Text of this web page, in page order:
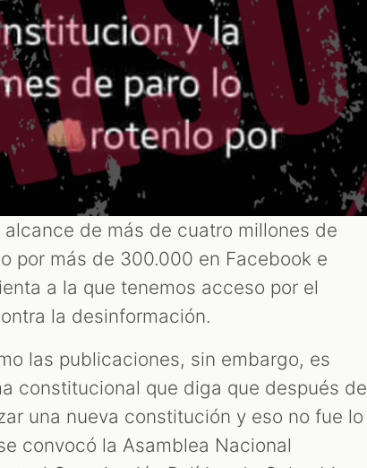
de más de cuatro millones de
por más de 300.000 en Facebook e
a la que tenemos acceso por el
la desinformación.
las publicaciones, sin embargo, es
constitucional que diga que después de
una nueva constitución y eso no fue lo
convocó la Asamblea Nacional